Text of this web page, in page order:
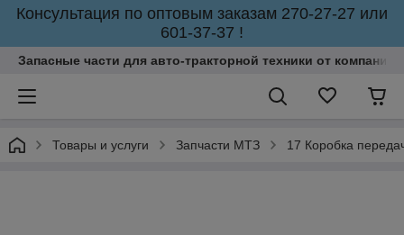
Консультация по оптовым заказам 270-27-27 или
601-37-37 !
Запасные части для авто-тракторной техники от
Товары и услуги Запчасти МТЗ 17 Коробка